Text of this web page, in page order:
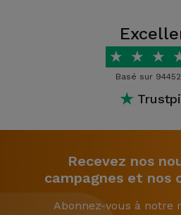
★ ★ ★
Basé sur
★
Recevez nos
campagnes et nos
Abonnez-vous à notre